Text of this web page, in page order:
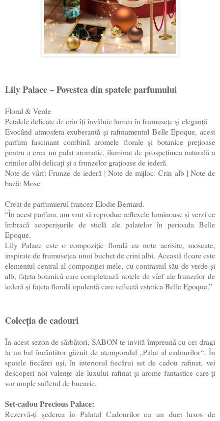
Lily Palace – Povestea din spatele parfumului
Floral & Verde
Petalele delicate de crin îți învăluie lumea în frumusețe și eleganță
Evocând atmosfera exuberantă și rafinamentul Belle Epoque, acest
parfum fascinant combină aromele florale și botanice prețioase
pentru a crea un palat aromatic, iluminat de prospețimea naturală a
crinilor albi delicați și a frunzelor grațioase de iederă.
Note de vârf: Frunze de iederă | Note de mijloc: Crin alb | Note de
bază: Mosc
Creat de parfumierul francez Elodie Bernard.
“În acest parfum, am vrut să reproduc reflexele luminoase și verzi ce
îmbracă acoperișurile de sticlă ale palatelor în perioada Belle
Epoque.
Lily Palace este o compoziție florală cu note aerisite, moscate,
inspirate de frumusețea unui buchet de crini albi. Această floare este
elementul central al compoziției mele, cu contrastul său de verde și
alb, fațeta botanică care completează notele de vârf ale frunzelor de
iederă și fațeta florală opulentă care reflectă estetica Belle Epoque.”
Colecția de cadouri
În acest sezon de sărbători, SABON te invită împreună cu cei dragi
la un bal încântător găzuit de atemporalul „Palat al cadourilor“. În
spatele fiecărei uși, în interiorul fiecărui set de cadou rafinat, vei
descoperi noi valențe ale luxului rafinat și arome fantastice care-ți
vor umple sufletul de bucurie.
Set-cadou Precious Palace:
Rezervă-ți șederea în Palatul Cadourilor cu un duet luxos de